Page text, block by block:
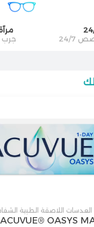
7
جرب
العدسات اللاصقة الطبية
ACUVUE® OASYS